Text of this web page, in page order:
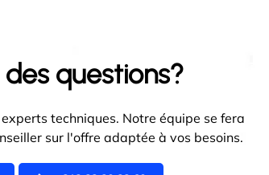
questions?
techniques. Notre équipe se fera
sur l'offre adaptée à vos besoins.